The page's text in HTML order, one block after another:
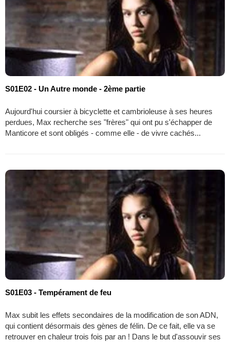
S01E02 - Un Autre monde - 2ème partie
Aujourd'hui coursier à bicyclette et cambrioleuse à ses heures
perdues, Max recherche ses "frères" qui ont pu s'échapper de
Manticore et sont obligés - comme elle - de vivre cachés...
S01E03 - Tempérament de feu
Max subit les effets secondaires de la modification de son ADN,
qui contient désormais des gènes de félin. De ce fait, elle va se
retrouver en chaleur trois fois par an ! Dans le but d'assouvir ses